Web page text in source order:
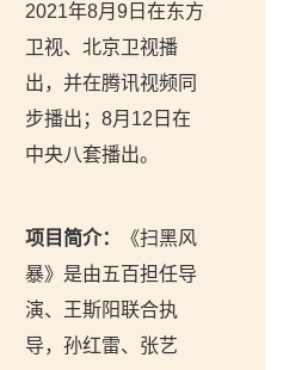
2021年8月9日在东方
卫视、北京卫视播
出，并在腾讯视频同
步播出；8月12日在
中央八套播出。
项目简介：
《扫黑风
暴》是由五百担任导
演、王斯阳联合执
导，孙红雷、张艺